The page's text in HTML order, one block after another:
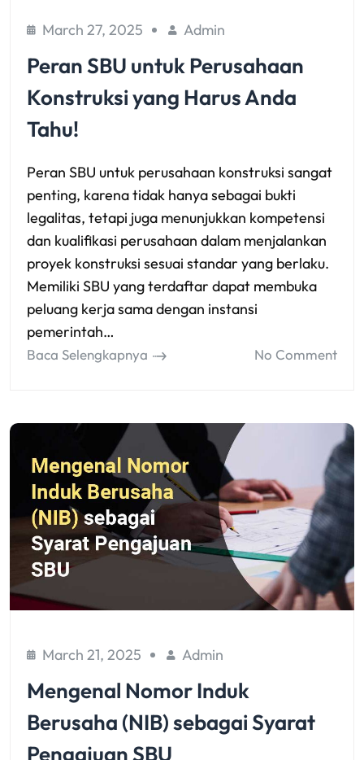
March 27, 2025 Admin
Peran SBU untuk Perusahaan
Konstruksi yang Harus Anda
Tahu!
Peran SBU untuk perusahaan konstruksi sangat
penting, karena tidak hanya sebagai bukti
legalitas, tetapi juga menunjukkan kompetensi
dan kualifikasi perusahaan dalam menjalankan
proyek konstruksi sesuai standar yang berlaku.
Memiliki SBU yang terdaftar dapat membuka
peluang kerja sama dengan instansi
pemerintah…
Baca Selengkapnya No Comment
March 21, 2025 Admin
Mengenal Nomor Induk
Berusaha (NIB) sebagai Syarat
Pengajuan SBU